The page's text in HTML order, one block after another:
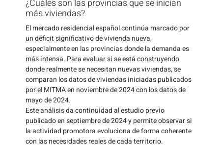
¿Cuáles son las provincias que se inician
más viviendas?
El mercado residencial español continúa marcado por
un déficit significativo de vivienda nueva,
especialmente en las provincias donde la demanda es
más intensa. Para evaluar si se está construyendo
donde realmente se necesitan nuevas viviendas, se
comparan los datos de viviendas iniciadas publicados
por el MITMA en noviembre de 2024 con los datos de
mayo de 2024.
Este análisis da continuidad al estudio previo
publicado en septiembre de 2024 y permite observar si
la actividad promotora evoluciona de forma coherente
con las necesidades reales de cada territorio.